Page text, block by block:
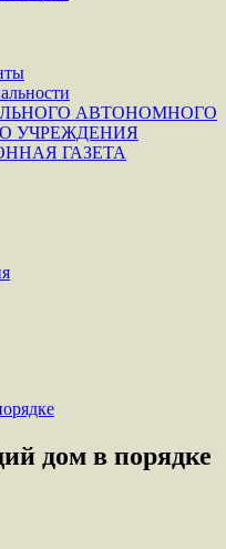
АВТОНОМНОГО
УЧРЕЖДЕНИЯ
ГАЗЕТА
дом в порядке